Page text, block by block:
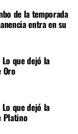
de la temporada
entra en su
que dejó la
Oro
que dejó la
Platino